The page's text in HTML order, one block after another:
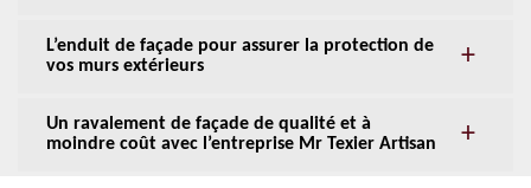
L’enduit de façade pour assurer la protection de
vos murs extérieurs
Un ravalement de façade de qualité et à
moindre coût avec l’entreprise Mr Texier Artisan